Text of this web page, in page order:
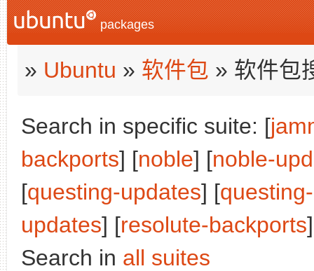
packages
» Ubuntu » 软件包 » 软件包
Search in specific suite: [
backports] [noble] [noble-
[questing-updates] [
updates] [resolute-backports
Search in all suites